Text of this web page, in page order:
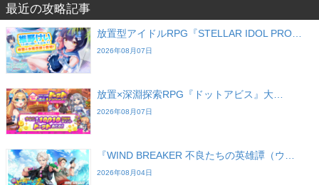
最近の攻略記事
放置型アイドルRPG『STELLAR IDOL PRO…
2026年08月07日
放置×深淵探索RPG『ドットアビス』大…
2026年08月07日
『WIND BREAKER 不良たちの英雄譚（ウ…
2026年08月04日